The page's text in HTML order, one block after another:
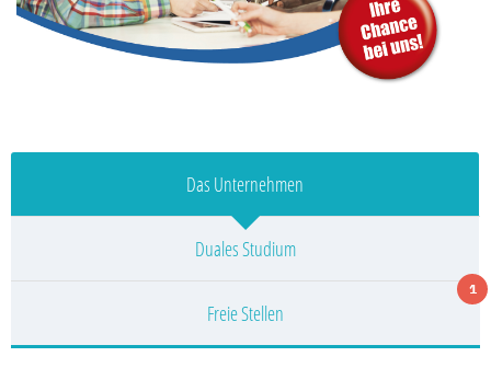
Das Unternehmen
Duales Studium
1
Freie Stellen